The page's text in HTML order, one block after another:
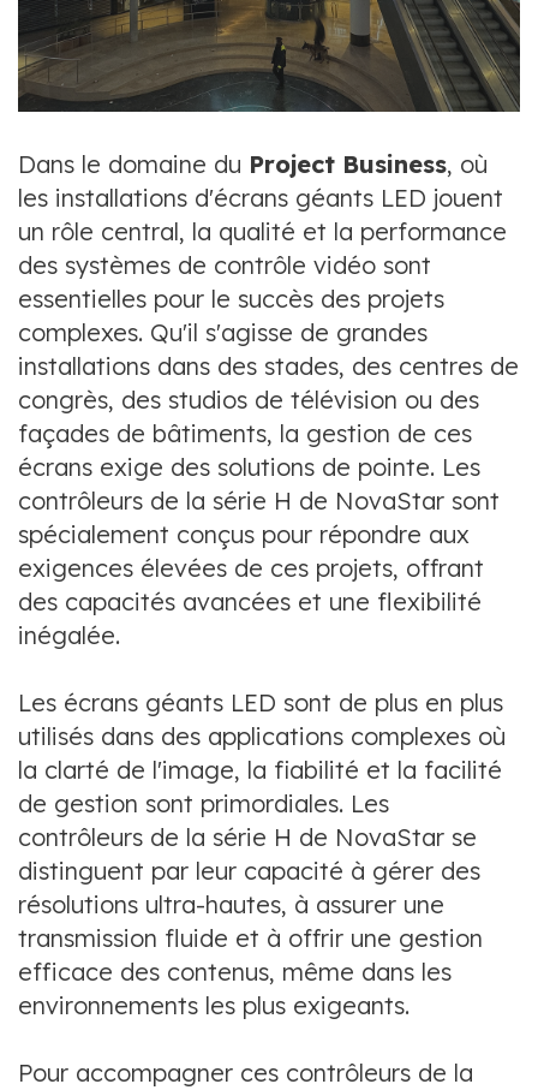
Dans le domaine du Project Business, où
les installations d'écrans géants LED jouent
un rôle central, la qualité et la performance
des systèmes de contrôle vidéo sont
essentielles pour le succès des projets
complexes. Qu'il s'agisse de grandes
installations dans des stades, des centres de
congrès, des studios de télévision ou des
façades de bâtiments, la gestion de ces
écrans exige des solutions de pointe. Les
contrôleurs de la série H de NovaStar sont
spécialement conçus pour répondre aux
exigences élevées de ces projets, offrant
des capacités avancées et une flexibilité
inégalée.
Les écrans géants LED sont de plus en plus
utilisés dans des applications complexes où
la clarté de l'image, la fiabilité et la facilité
de gestion sont primordiales. Les
contrôleurs de la série H de NovaStar se
distinguent par leur capacité à gérer des
résolutions ultra-hautes, à assurer une
transmission fluide et à offrir une gestion
efficace des contenus, même dans les
environnements les plus exigeants.
Pour accompagner ces contrôleurs de la